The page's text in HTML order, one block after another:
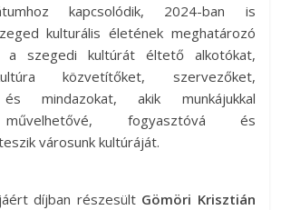
kapcsolódik, 2024-ban is
kulturális életének meghatározó
a szegedi kultúrát éltető alkotókat,
közvetítőket, szervezőket,
és mindazokat, akik munkájukkal
fogyasztóvá és
városunk kultúráját.
díjban részesült Gömöri Krisztián